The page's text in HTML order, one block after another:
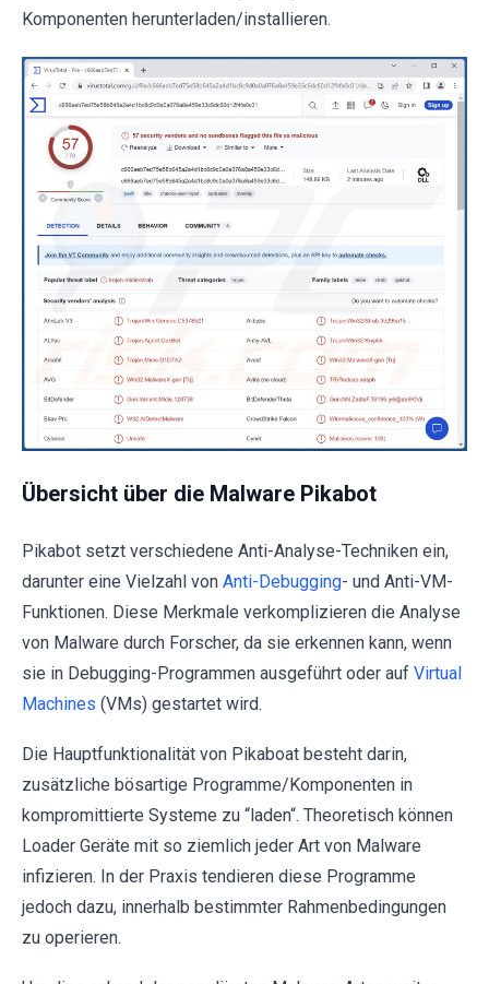
Komponenten herunterladen/installieren.
Übersicht über die Malware Pikabot
Pikabot setzt verschiedene Anti-Analyse-Techniken ein,
darunter eine Vielzahl von Anti-Debugging- und Anti-VM-
Funktionen. Diese Merkmale verkomplizieren die Analyse
von Malware durch Forscher, da sie erkennen kann, wenn
sie in Debugging-Programmen ausgeführt oder auf Virtual
Machines (VMs) gestartet wird.
Die Hauptfunktionalität von Pikaboat besteht darin,
zusätzliche bösartige Programme/Komponenten in
kompromittierte Systeme zu “laden“. Theoretisch können
Loader Geräte mit so ziemlich jeder Art von Malware
infizieren. In der Praxis tendieren diese Programme
jedoch dazu, innerhalb bestimmter Rahmenbedingungen
zu operieren.